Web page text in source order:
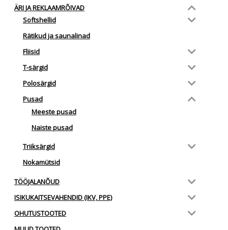
ÄRI JA REKLAAMRÕIVAD
Softshellid
Rätikud ja saunalinad
Fliisid
T-särgid
Polosärgid
Pusad
Meeste pusad
Naiste pusad
Triiksärgid
Nokamütsid
TÖÖJALANÕUD
ISIKUKAITSEVAHENDID (IKV, PPE)
OHUTUSTOOTED